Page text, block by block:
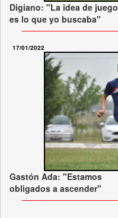
Digiano: "La idea de juego
es lo que yo buscaba"
17/01/2022
Gastón Ada: "Estamos
obligados a ascender"